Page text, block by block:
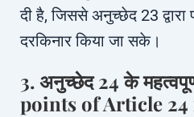
दी है, जिससे अनुच्छेद 23 द्वारा
दरकिनार किया जा सके।
3. अनुच्छेद 24 के
points of Article